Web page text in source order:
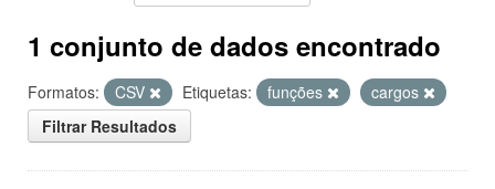
1 conjunto de dados encontrado
Formatos: CSV Etiquetas: funções
cargos
Filtrar Resultados